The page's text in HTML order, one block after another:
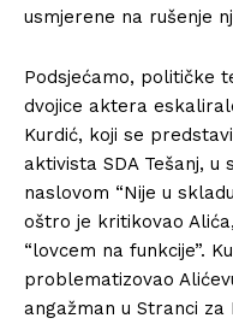
usmjerene na rušenje
Podsjećamo, političke
dvojice aktera
Kurdić, koji se
aktivista SDA Tešanj,
naslovom “Nije u
oštro je kritikovao
“lovcem na funkcije”.
problematizovao
angažman u Stranci